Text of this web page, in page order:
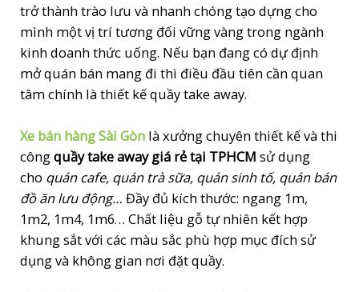
trở thành trào lưu và nhanh chóng tạo dựng cho
mình một vị trí tương đối vững vàng trong ngành
kinh doanh thức uống. Nếu bạn đang có dự định
mở quán bán mang đi thì điều đầu tiên cần quan
tâm chính là thiết kế quầy take away.
Xe bán hàng Sài Gòn là xưởng chuyên thiết kế và thi
côngquầy take away giá rẻ tại TPHCM sử dụng
cho quán cafe, quán trà sữa, quán sinh tố, quán bán
đồ ăn lưu động… Đầy đủ kích thước: ngang 1m,
1m2, 1m4, 1m6… Chất liệu gỗ tự nhiên kết hợp
khung sắt với các màu sắc phù hợp mục đích sử
dụng và không gian nơi đặt quầy.